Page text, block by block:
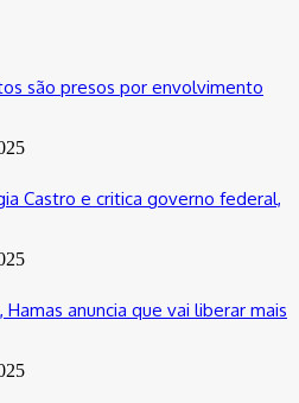
são presos por envolvimento
Castro e critica governo federal,
anuncia que vai liberar mais